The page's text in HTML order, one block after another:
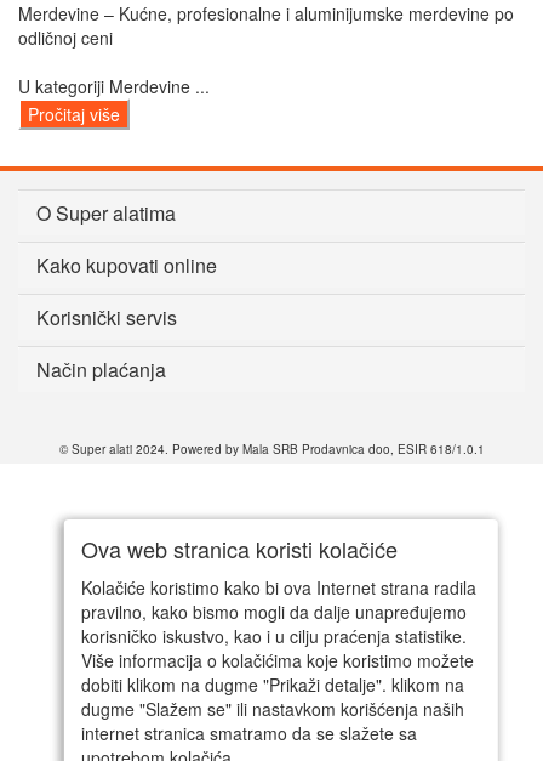
Merdevine – Kućne, profesionalne i aluminijumske merdevine po
odličnoj ceni
U kategoriji Merdevine ...
Pročitaj više
O Super alatima
Kako kupovati online
Korisnički servis
Način plaćanja
© Super alati 2024. Powered by Mala SRB Prodavnica doo, ESIR 618/1.0.1
Ova web stranica koristi kolačiće
Kolačiće koristimo kako bi ova Internet strana radila
pravilno, kako bismo mogli da dalje unapređujemo
korisničko iskustvo, kao i u cilju praćenja statistike.
Više informacija o kolačićima koje koristimo možete
dobiti klikom na dugme "Prikaži detalje". klikom na
dugme "Slažem se" ili nastavkom korišćenja naših
internet stranica smatramo da se slažete sa